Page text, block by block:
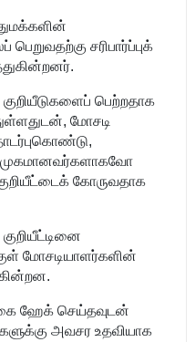
சரிபார்ப்புக்
குறியீடுகளைப் பெற்றதாக
மோசடி
கோருவதாக
குறியீட்டினை
மோசடியாளர்களின்
ஹேக் செய்தவுடன்
அவசர உதவியாக